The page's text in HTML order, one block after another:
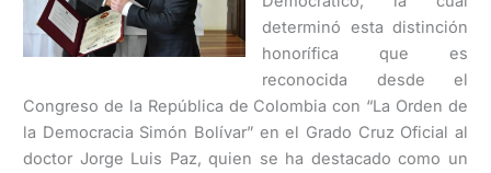
determinó esta distinción
honorífica que es
reconocida desde el
Congreso de la República de Colombia con “La Orden de
la Democracia Simón Bolívar” en el Grado Cruz Oficial al
doctor Jorge Luis Paz, quien se ha destacado como un